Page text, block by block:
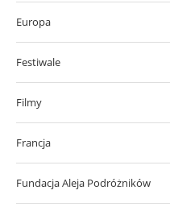
Europa
Festiwale
Filmy
Francja
Fundacja Aleja Podróżników